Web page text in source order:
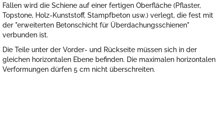
Fällen wird die Schiene auf einer fertigen Oberfläche (Pflaster,
Topstone, Holz-Kunststoff, Stampfbeton usw.) verlegt, die fest mit
der "erweiterten Betonschicht für Überdachungsschienen"
verbunden ist.
Die Teile unter der Vorder- und Rückseite müssen sich in der
gleichen horizontalen Ebene befinden. Die maximalen horizontalen
Verformungen dürfen 5 cm nicht überschreiten.